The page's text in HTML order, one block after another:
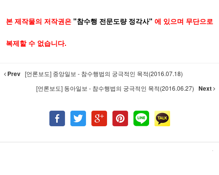
본 제작물의 저작권은 "참수행 전문도량 정각사" 에 있으며 무단으로
복제할 수 없습니다.
Prev [언론보도] 중앙일보 - 참수행법의 궁극적인 목적(2016.07.18)
[언론보도] 동아일보 - 참수행법의 궁극적인 목적(2016.06.27) Next